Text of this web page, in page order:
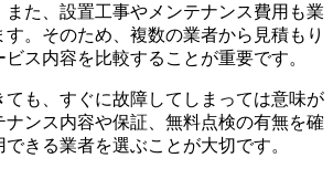
た、設置工事やメンテナンス費用も業
。そのため、複数の業者から見積もり
ス内容を比較することが重要です。
ても、すぐに故障してしまっては意味が
ナンス内容や保証、無料点検の有無を確
きる業者を選ぶことが大切です。